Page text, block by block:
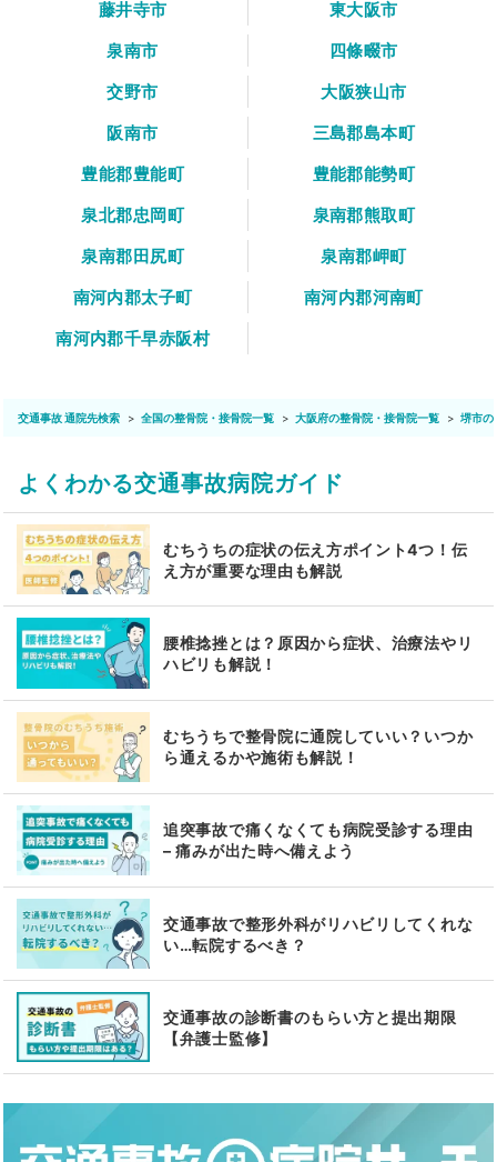
藤井寺市
東大阪市
泉南市
四條畷市
交野市
大阪狭山市
阪南市
三島郡島本町
豊能郡豊能町
豊能郡能勢町
泉北郡忠岡町
泉南郡熊取町
泉南郡田尻町
泉南郡岬町
南河内郡太子町
南河内郡河南町
南河内郡千早赤阪村
交通事故 通院先検索 全国の整骨院・接骨院一覧 大阪府の整骨院・接骨院一覧 堺市の
よくわかる交通事故病院ガイド
むちうちの症状の伝え方ポイント4つ！伝
え方が重要な理由も解説
腰椎捻挫とは？原因から症状、治療法やリ
ハビリも解説！
むちうちで整骨院に通院していい？いつか
ら通えるかや施術も解説！
追突事故で痛くなくても病院受診する理由
– 痛みが出た時へ備えよう
交通事故で整形外科がリハビリしてくれな
い…転院するべき？
交通事故の診断書のもらい方と提出期限
【弁護士監修】